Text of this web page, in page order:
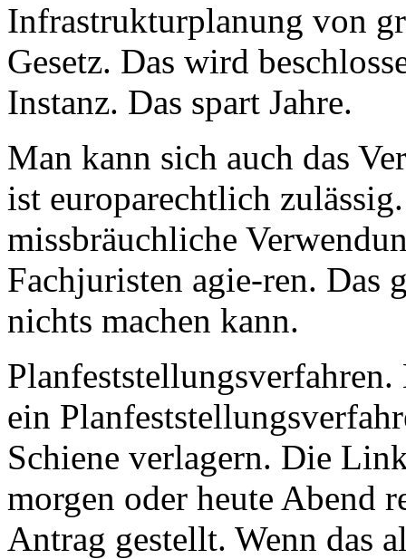
Infrastrukturplanung von
Gesetz. Das wird
Instanz. Das spart Jahre.
Man kann sich auch das
ist europarechtlich
missbräuchliche
Fachjuristen agie-ren. Das
nichts machen kann.
ein
Schiene verlagern. Die
morgen oder heute Abend
Antrag gestellt. Wenn das